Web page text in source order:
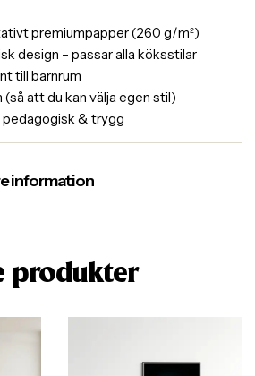
premiumpapper (260 g/m²)
design – passar alla köksstilar
till barnrum
att du kan välja egen stil)
pedagogisk & trygg
information
produkter